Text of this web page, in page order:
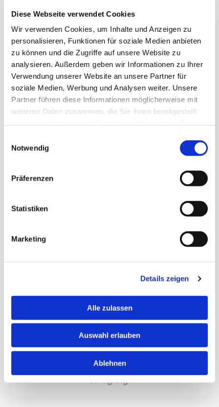
Diese Webseite verwendet Cookies
Wir verwenden Cookies, um Inhalte und Anzeigen zu
personalisieren, Funktionen für soziale Medien anbieten
zu können und die Zugriffe auf unsere Website zu
analysieren. Außerdem geben wir Informationen zu Ihrer
Verwendung unserer Website an unsere Partner für
soziale Medien, Werbung und Analysen weiter. Unsere
Partner führen diese Informationen möglicherweise mit
weiteren Daten zusammen, die Sie ihnen bereitgestellt
Notwendig
Präferenzen
Statistiken
Marketing
Details zeigen
Alle zulassen
Auswahl erlauben
Ablehnen
Steckbrief
Steckbrief
Plöger, Jonas